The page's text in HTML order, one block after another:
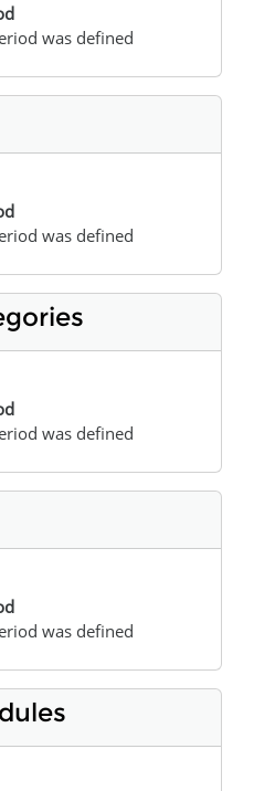
was defined
was defined
was defined
was defined